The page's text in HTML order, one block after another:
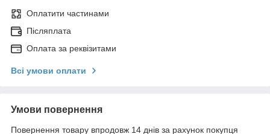
Оплатити частинами
Післяплата
Оплата за реквізитами
Всі умови оплати
Умови повернення
Повернення товару впродовж 14 днів за рахунок покупця